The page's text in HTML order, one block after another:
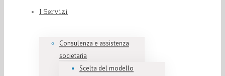
I Servizi
Consulenza e assistenza
societaria
Scelta del modello